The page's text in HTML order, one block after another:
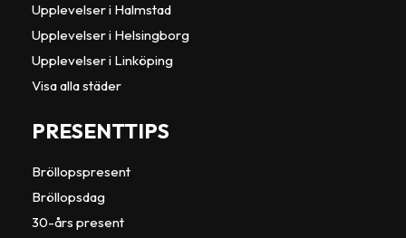
Upplevelser i Halmstad
Upplevelser i Helsingborg
Upplevelser i Linköping
Visa alla städer
PRESENTTIPS
Bröllopspresent
Bröllopsdag
30-års present